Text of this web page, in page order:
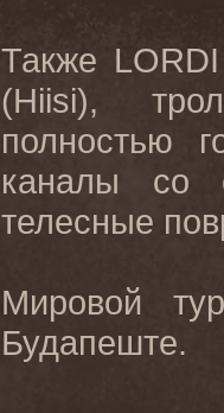
Также
(Hiisi),
полностью
каналы со
телесные
Мировой
Будапеште.